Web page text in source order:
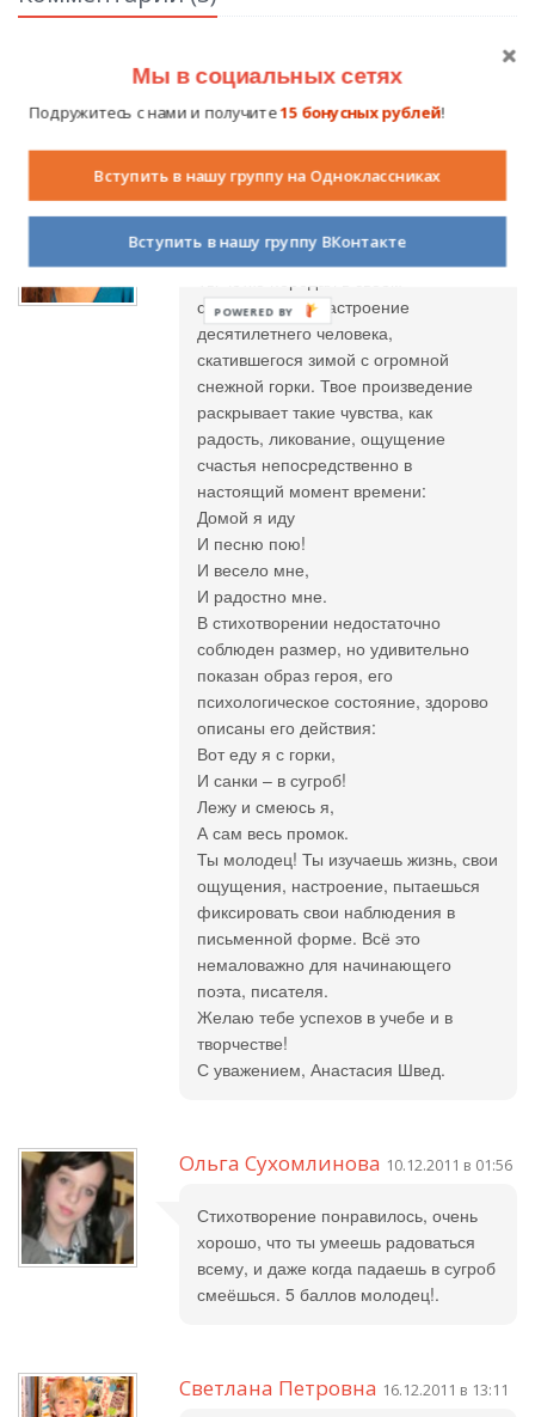
Авторизуйтесь на сайте
, чтобы вы могли оставить свой
комментарий.
Анастасия Швед 09.12.2011 в 11:44
Добрый день, Женя!
стихотворении настроение
десятилетнего человека,
скатившегося зимой с огромной
снежной горки. Твое произведение
раскрывает такие чувства, как
радость, ликование, ощущение
счастья непосредственно в
настоящий момент времени:
Домой я иду
И песню пою!
И весело мне,
И радостно мне.
В стихотворении недостаточно
соблюден размер, но удивительно
показан образ героя, его
психологическое состояние, здорово
описаны его действия:
Вот еду я с горки,
И санки – в сугроб!
Лежу и смеюсь я,
А сам весь промок.
Ты молодец! Ты изучаешь жизнь, свои
ощущения, настроение, пытаешься
фиксировать свои наблюдения в
письменной форме. Всё это
немаловажно для начинающего
поэта, писателя.
Желаю тебе успехов в учебе и в
творчестве!
С уважением, Анастасия Швед.
Ольга Сухомлинова 10.12.2011 в 01:56
Стихотворение понравилось, очень
хорошо, что ты умеешь радоваться
всему, и даже когда падаешь в сугроб
смеёшься. 5 баллов молодец!.
Светлана Петровна 16.12.2011 в 13:11
Мы в социальных сетях
Подружитесь с нами и получите15 бонусных рублей!
Вступить в нашу группу на Одноклассниках
Вступить в нашу группу ВКонтакте
POWERED BY